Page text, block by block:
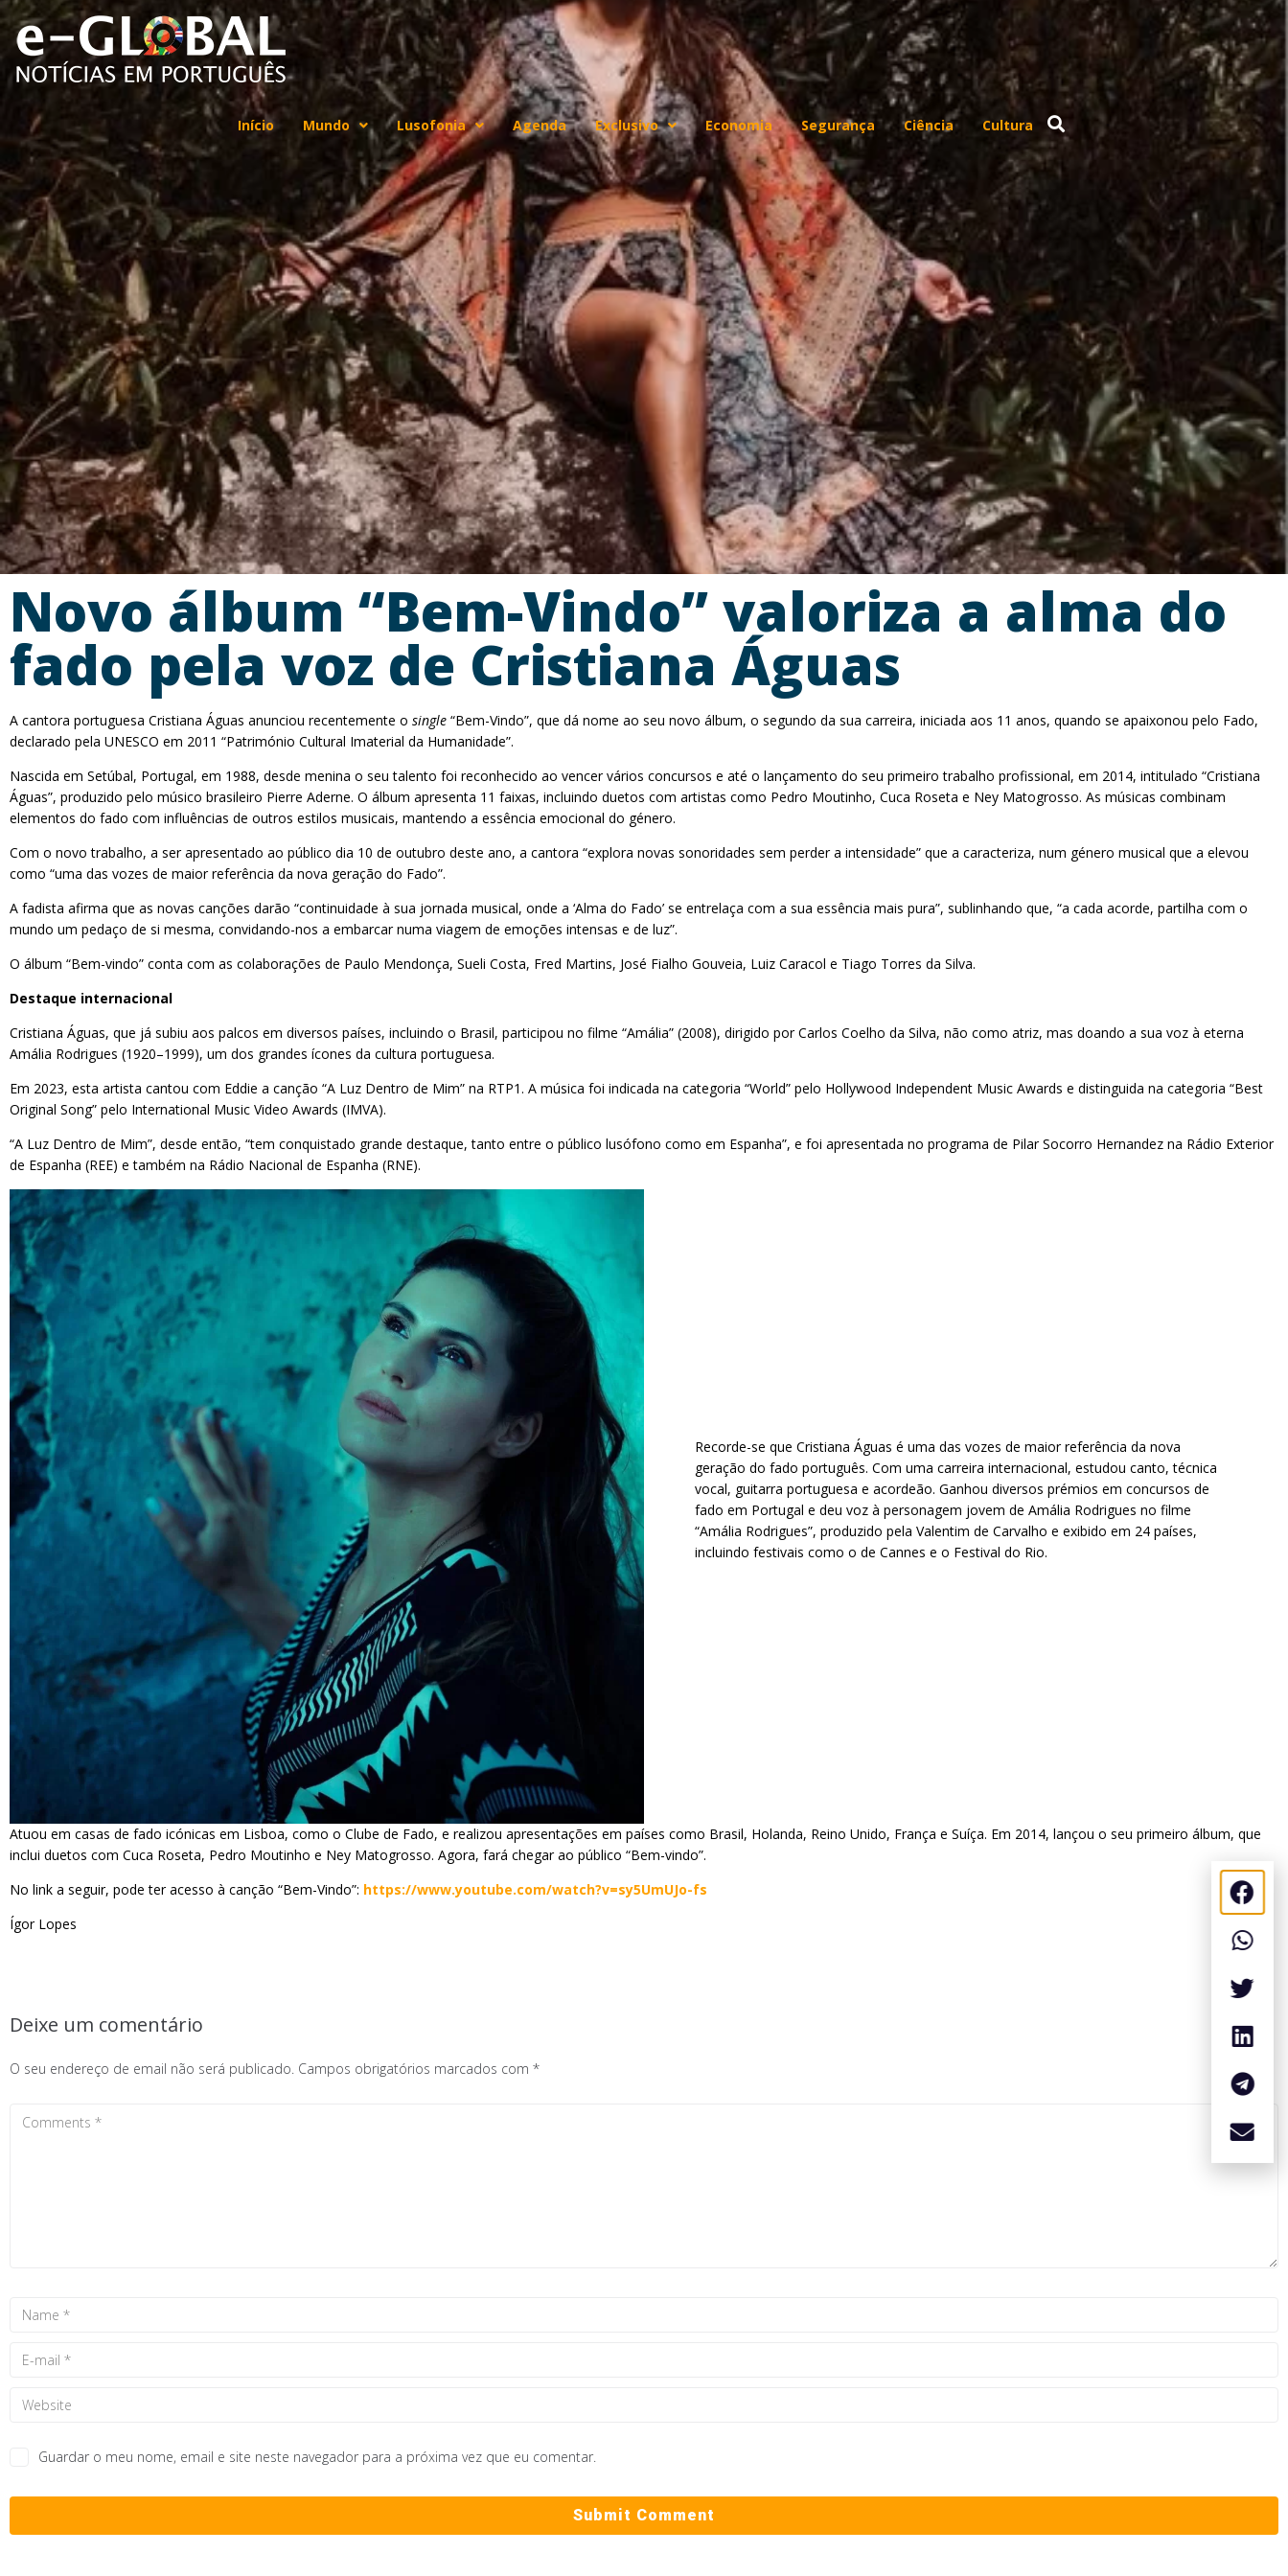
Início Mundo Lusofonia Agenda Exclusivo Economia Segurança Ciência Cultura
Novo álbum “Bem-Vindo” valoriza a alma do
fado pela voz de Cristiana Águas
A cantora portuguesa Cristiana Águas anunciou recentemente o single “Bem-Vindo”, que dá nome ao seu novo álbum, o segundo da sua carreira, iniciada aos 11 anos, quando se apaixonou pelo Fado,
declarado pela UNESCO em 2011 “Património Cultural Imaterial da Humanidade”.
Nascida em Setúbal, Portugal, em 1988, desde menina o seu talento foi reconhecido ao vencer vários concursos e até o lançamento do seu primeiro trabalho profissional, em 2014, intitulado “Cristiana
Águas”, produzido pelo músico brasileiro Pierre Aderne. O álbum apresenta 11 faixas, incluindo duetos com artistas como Pedro Moutinho, Cuca Roseta e Ney Matogrosso. As músicas combinam
elementos do fado com influências de outros estilos musicais, mantendo a essência emocional do género.
Com o novo trabalho, a ser apresentado ao público dia 10 de outubro deste ano, a cantora “explora novas sonoridades sem perder a intensidade” que a caracteriza, num género musical que a elevou
como “uma das vozes de maior referência da nova geração do Fado”.
A fadista afirma que as novas canções darão “continuidade à sua jornada musical, onde a ‘Alma do Fado’ se entrelaça com a sua essência mais pura”, sublinhando que, “a cada acorde, partilha com o
mundo um pedaço de si mesma, convidando-nos a embarcar numa viagem de emoções intensas e de luz”.
O álbum “Bem-vindo” conta com as colaborações de Paulo Mendonça, Sueli Costa, Fred Martins, José Fialho Gouveia, Luiz Caracol e Tiago Torres da Silva.
Destaque internacional
Cristiana Águas, que já subiu aos palcos em diversos países, incluindo o Brasil, participou no filme “Amália” (2008), dirigido por Carlos Coelho da Silva, não como atriz, mas doando a sua voz à eterna
Amália Rodrigues (1920–1999), um dos grandes ícones da cultura portuguesa.
Em 2023, esta artista cantou com Eddie a canção “A Luz Dentro de Mim” na RTP1. A música foi indicada na categoria “World” pelo Hollywood Independent Music Awards e distinguida na categoria “Best
Original Song” pelo International Music Video Awards (IMVA).
“A Luz Dentro de Mim”, desde então, “tem conquistado grande destaque, tanto entre o público lusófono como em Espanha”, e foi apresentada no programa de Pilar Socorro Hernandez na Rádio Exterior
de Espanha (REE) e também na Rádio Nacional de Espanha (RNE).
Recorde-se que Cristiana Águas é uma das vozes de maior referência da nova
geração do fado português. Com uma carreira internacional, estudou canto, técnica
vocal, guitarra portuguesa e acordeão. Ganhou diversos prémios em concursos de
fado em Portugal e deu voz à personagem jovem de Amália Rodrigues no filme
“Amália Rodrigues”, produzido pela Valentim de Carvalho e exibido em 24 países,
incluindo festivais como o de Cannes e o Festival do Rio.
Atuou em casas de fado icónicas em Lisboa, como o Clube de Fado, e realizou apresentações em países como Brasil, Holanda, Reino Unido, França e Suíça. Em 2014, lançou o seu primeiro álbum, que
inclui duetos com Cuca Roseta, Pedro Moutinho e Ney Matogrosso. Agora, fará chegar ao público “Bem-vindo”.
No link a seguir, pode ter acesso à canção “Bem-Vindo”: https://www.youtube.com/watch?v=sy5UmUJo-fs
Ígor Lopes
Deixe um comentário
O seu endereço de email não será publicado. Campos obrigatórios marcados com *
Guardar o meu nome, email e site neste navegador para a próxima vez que eu comentar.